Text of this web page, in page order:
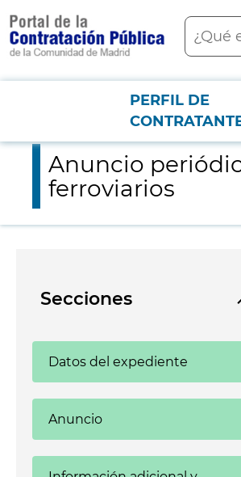
contenido
principal
Buscar
Menú PCON
PERFIL DE
Anuncio periódico indicativo
Anuncio
ferroviarios
Secciones
Datos del expediente
Anuncio